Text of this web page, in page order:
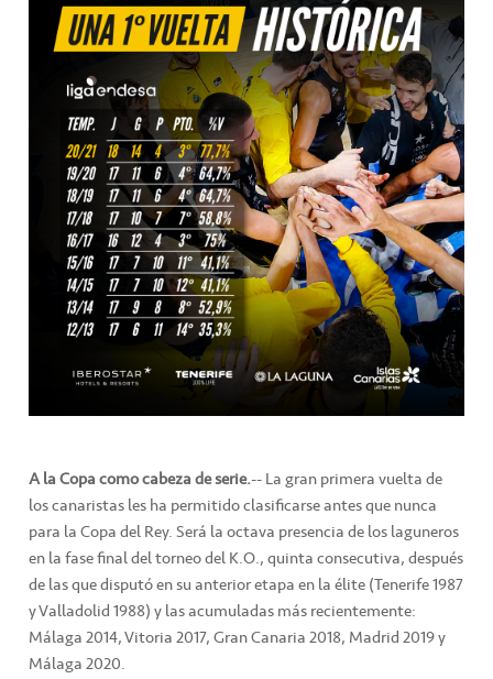
A la Copa como cabeza de serie.-- La gran primera vuelta de
los canaristas les ha permitido clasificarse antes que nunca
para la Copa del Rey. Será la octava presencia de los laguneros
en la fase final del torneo del K.O., quinta consecutiva, después
de las que disputó en su anterior etapa en la élite (Tenerife 1987
y Valladolid 1988) y las acumuladas más recientemente:
Málaga 2014, Vitoria 2017, Gran Canaria 2018, Madrid 2019 y
Málaga 2020.